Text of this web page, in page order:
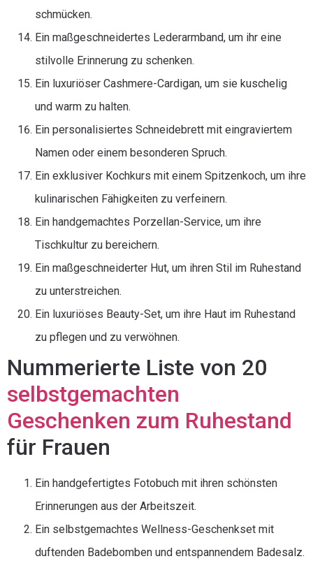
schmücken.
Ein maßgeschneidertes Lederarmband, um ihr eine
stilvolle Erinnerung zu schenken.
Ein luxuriöser Cashmere-Cardigan, um sie kuschelig
und warm zu halten.
Ein personalisiertes Schneidebrett mit eingraviertem
Namen oder einem besonderen Spruch.
Ein exklusiver Kochkurs mit einem Spitzenkoch, um ihre
kulinarischen Fähigkeiten zu verfeinern.
Ein handgemachtes Porzellan-Service, um ihre
Tischkultur zu bereichern.
Ein maßgeschneiderter Hut, um ihren Stil im Ruhestand
zu unterstreichen.
Ein luxuriöses Beauty-Set, um ihre Haut im Ruhestand
zu pflegen und zu verwöhnen.
Nummerierte Liste von 20
selbstgemachten
Geschenken zum Ruhestand
für Frauen
Ein handgefertigtes Fotobuch mit ihren schönsten
Erinnerungen aus der Arbeitszeit.
Ein selbstgemachtes Wellness-Geschenkset mit
duftenden Badebomben und entspannendem Badesalz.